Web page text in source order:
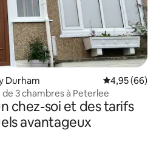
Durham Évaluation
4,95 (66)
3 chambres à Peterlee
chez-soi et des tarifs
avantageux